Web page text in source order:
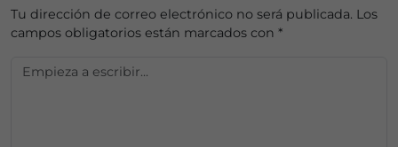
Tu dirección de correo electrónico no será publicada. Los
campos obligatorios están marcados con *